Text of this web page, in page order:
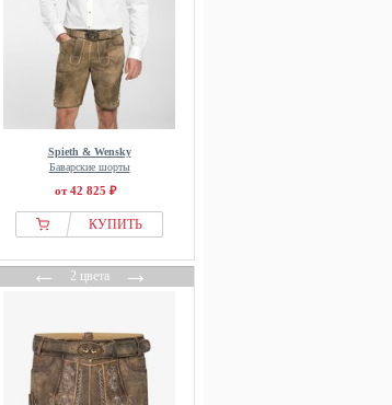
Spieth & Wensky
Баварские шорты
от 42 825 ₽
КУПИТЬ
←2 цвета→